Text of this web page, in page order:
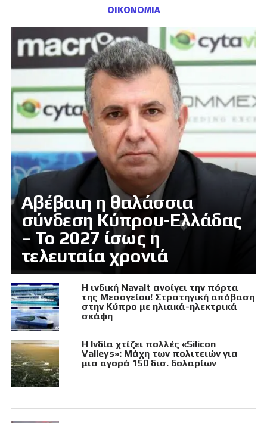
ΟΙΚΟΝΟΜΙΑ
Αβέβαιη η θαλάσσια
σύνδεση Κύπρου-Ελλάδας
– Το 2027 ίσως η
τελευταία χρονιά
Η ινδική Navalt ανοίγει την πόρτα
της Μεσογείου! Στρατηγική απόβαση
στην Κύπρο με ηλιακά-ηλεκτρικά
σκάφη
Η Ινδία χτίζει πολλές «Silicon
Valleys»: Μάχη των πολιτειών για
μια αγορά 150 δισ. δολαρίων